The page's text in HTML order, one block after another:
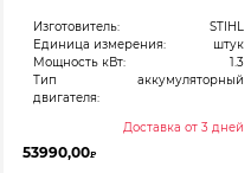
Изготовитель:
STIHL
Единица измерения:
штук
Мощность кВт:
1.3
Тип
двигателя:
аккумуляторный
Доставка от 3 дней
53990,00₽